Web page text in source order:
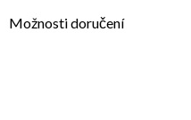
Možnosti doručení